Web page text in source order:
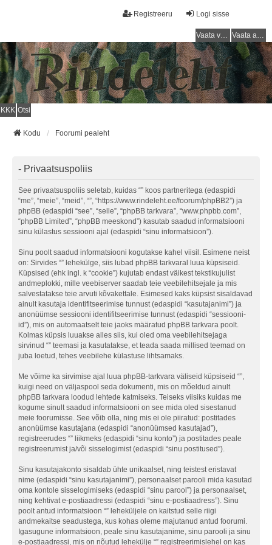
Logi sisse
Registreeru
Vaata vastamata teemasi Vaata aktiivseid teemasid
KKK Otsi
Kodu Foorumi pealeht
- Privaatsuspoliis
See privaatsuspoliis seletab, kuidas “” koos partneritega (edaspidi
“me”, “meie”, “meid”, “”, “https://www.rindeleht.ee/foorum/phpBB2”) ja
phpBB (edaspidi “see”, “selle”, “phpBB tarkvara”, “www.phpbb.com”,
“phpBB Limited”, “phpBB meeskond”) kasutab saadud informatsiooni
sinu külastus sessiooni ajal (edaspidi “sinu informatsioon”).
Sinu poolt saadud informatsiooni kogutakse kahel viisil. Esimene neist
on: Sirvides “” lehekülge, siis lubad phpBB tarkvaral luua küpsiseid.
Küpsised (ehk ingl. k “cookie”) kujutab endast väikest tekstikujulist
andmeplokki, mille veebiserver saadab teie veebilehitsejale ja mis
salvestatakse teie arvuti kõvakettale. Esimesed kaks küpsist sisaldavad
ainult kasutaja identifitseerimise tunnust (edaspidi “kasutajanimi”) ja
anonüümse sessiooni identifitseerimise tunnust (edaspidi “sessiooni-
id”), mis on automaatselt teie jaoks määratud phpBB tarkvara poolt.
Kolmas küpsis luuakse alles siis, kui oled oma veebilehitsejaga
sirvinud “” teemasi ja kasutatakse, et teada saada millised teemad on
juba loetud, tehes veebilehe külastuse lihtsamaks.
Me võime ka sirvimise ajal luua phpBB-tarkvara väliseid küpsiseid “”,
kuigi need on väljaspool seda dokumenti, mis on mõeldud ainult
phpBB tarkvara loodud lehtede katmiseks. Teiseks viisiks kuidas me
kogume sinult saadud informatsiooni on see mida oled sisestanud
meie foorumisse. See võib olla, ning mis ei ole piiratud: postitades
anonüümse kasutajana (edaspidi “anonüümsed kasutajad”),
registreerudes “” liikmeks (edaspidi “sinu konto”) ja postitades peale
registreerumist ja/või sisselogimist (edaspidi “sinu postitused”).
Sinu kasutajakonto sisaldab ühte unikaalset, ning teistest eristavat
nime (edaspidi “sinu kasutajanimi”), personaalset parooli mida kasutad
oma kontole sisselogimiseks (edaspidi “sinu parool”) ja personaalset,
ning kehtivat e-postiaadressi (edaspidi “sinu e-postiaadress”). Sinu
poolt antud informatsioon “” leheküljele on kaitstud selle riigi
andmekaitse seadustega, kus kohas oleme majutanud antud foorumi.
Igasugune informatsioon, peale sinu kasutajanime, sinu parooli ja sinu
e-postiaadressi, mis on nõutud lehekülje “” registreerimislehel on kas